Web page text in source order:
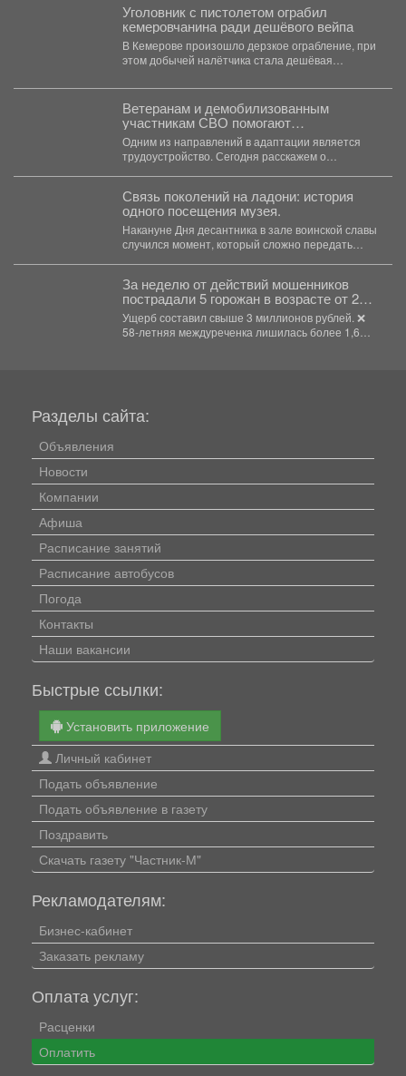
Уголовник с пистолетом ограбил
кемеровчанина ради дешёвого вейпа
В Кемерове произошло дерзкое ограбление, при
этом добычей налётчика стала дешёвая
Ветеранам и демобилизованным
участникам СВО помогают
адаптироваться к мирной жизни.
Одним из направлений в адаптации является
трудоустройство. Сегодня расскажем о
Связь поколений на ладони: история
одного посещения музея.
Накануне Дня десантника в зале воинской славы
случился момент, который сложно передать
За неделю от действий мошенников
пострадали 5 горожан в возрасте от 24
до 58 лет.
Ущерб составил свыше 3 миллионов рублей. ❌
58-летняя междуреченка лишилась более 1,6
Разделы сайта:
Объявления
Новости
Компании
Афиша
Расписание занятий
Расписание автобусов
Погода
Контакты
Наши вакансии
Быстрые ссылки:
Установить приложение
Личный кабинет
Подать объявление
Подать объявление в газету
Поздравить
Скачать газету "Частник-М"
Рекламодателям:
Бизнес-кабинет
Заказать рекламу
Оплата услуг:
Расценки
Оплатить